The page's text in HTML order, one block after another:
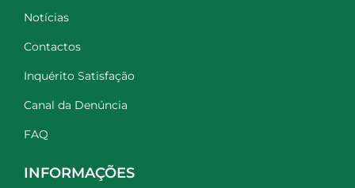
Notícias
Contactos
Inquérito Satisfação
Canal da Denúncia
FAQ
INFORMAÇÕES